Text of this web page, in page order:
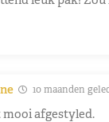
10 maanden
afgestyled.